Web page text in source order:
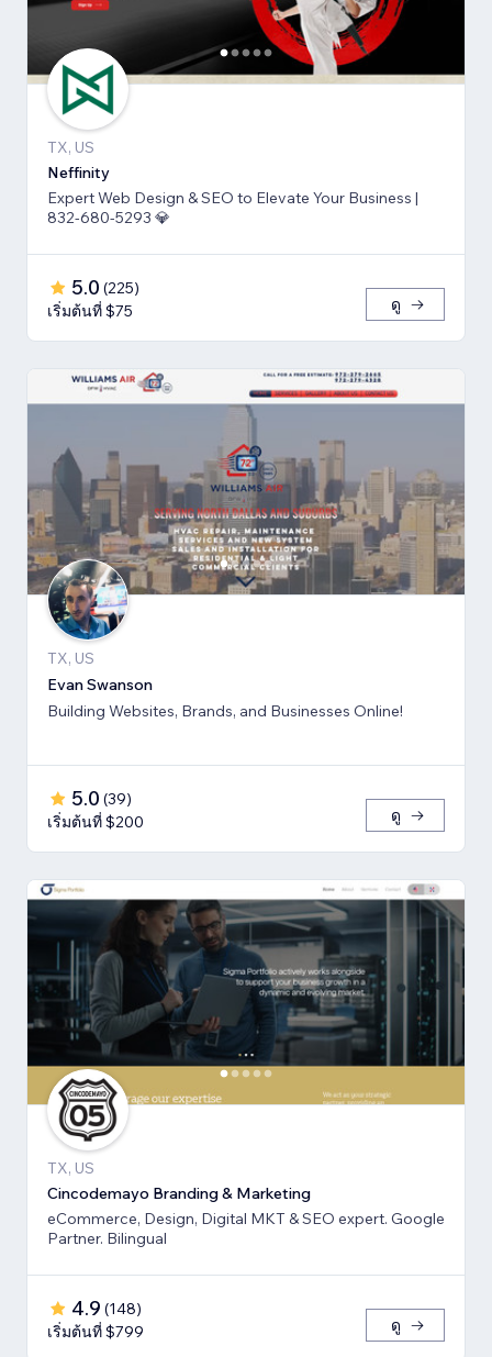
TX, US
Neffinity
Expert Web Design & SEO to Elevate Your Business |
832-680-5293 💎
5.0 (225)
เริ่มต้นที่ $75
ดู
TX, US
Evan Swanson
Building Websites, Brands, and Businesses Online!
5.0 (39)
เริ่มต้นที่ $200
ดู
TX, US
Cincodemayo Branding & Marketing
eCommerce, Design, Digital MKT & SEO expert. Google
Partner. Bilingual
4.9 (148)
เริ่มต้นที่ $799
ดู